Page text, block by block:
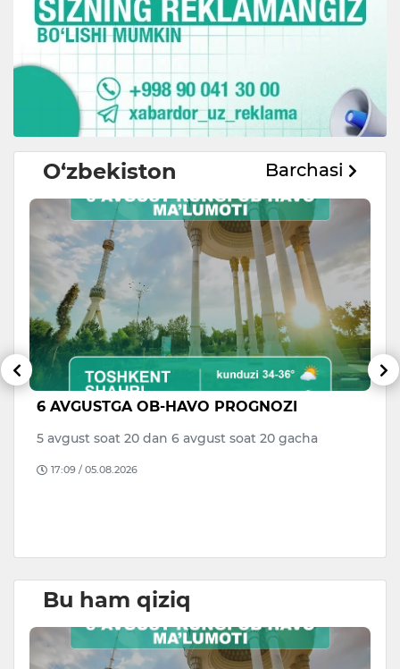
O‘zbekiston Barchasi
6 AVGUSTGA OB-HAVO PROGNOZI
5 avgust soat 20 dan 6 avgust soat 20 gacha
17:09 / 05.08.2026
Bu ham qiziq